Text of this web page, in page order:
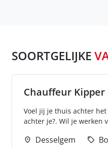
SOORTGELIJKE
Chauffeur Kipper
Voel jij je thuis achter
achter je?. Wil je werken
Desselgem